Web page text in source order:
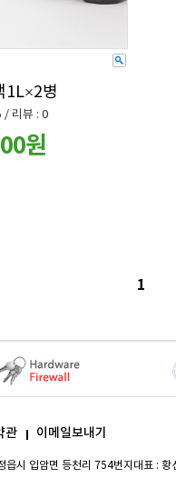
1L×2병
/ 리뷰 : 0
원
1
관 이메일보내기
읍시 입암면 등천리 754번지 대표 : 황